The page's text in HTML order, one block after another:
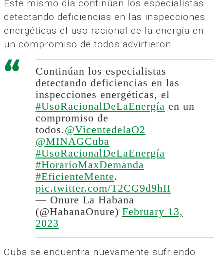
Este mismo día continúan los especialistas
detectando deficiencias en las inspecciones
energéticas el uso racional de la energía en
un compromiso de todos advirtieron.
Continúan los especialistas
detectando deficiencias en las
inspecciones energéticas, el
#UsoRacionalDeLaEnergía en un
compromiso de
todos.@VicentedelaO2
@MINAGCuba
#UsoRacionalDeLaEnergía
#HorarioMaxDemanda
#EficienteMente.
pic.twitter.com/T2CG9d9hII
— Onure La Habana
(@HabanaOnure) February 13,
2023
Cuba se encuentra nuevamente sufriendo